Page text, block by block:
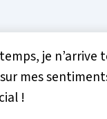
je n’arrive
mes
!